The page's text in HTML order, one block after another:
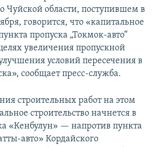
Чуйской области, поступившем в
говорится, что «капитальное
пропуска „Токмок-авто“
увеличения пропускной
условий пересечения в
сообщает пресс-служба.
строительных работ на этом
строительство начнется в
«Кенбулун» — напротив пункта
авто» Кордайского